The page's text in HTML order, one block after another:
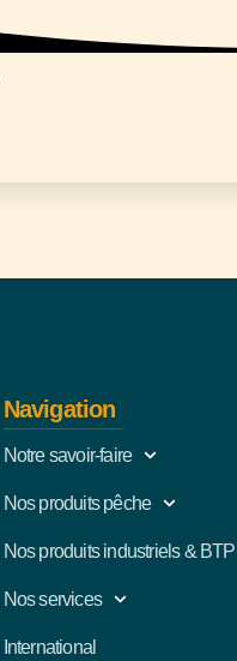
Navigation
Notre savoir-faire
Nos produits pêche
Nos produits industriels & BTP
Nos services
International